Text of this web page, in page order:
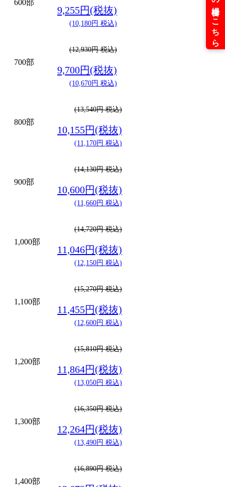
600部
9,255円(税抜)
(10,180円 税込)
700部
(12,930円 税込)
9,700円(税抜)
(10,670円 税込)
800部
(13,540円 税込)
10,155円(税抜)
(11,170円 税込)
900部
(14,130円 税込)
10,600円(税抜)
(11,660円 税込)
1,000部
(14,720円 税込)
11,046円(税抜)
(12,150円 税込)
1,100部
(15,270円 税込)
11,455円(税抜)
(12,600円 税込)
1,200部
(15,810円 税込)
11,864円(税抜)
(13,050円 税込)
1,300部
(16,350円 税込)
12,264円(税抜)
(13,490円 税込)
1,400部
(16,890円 税込)